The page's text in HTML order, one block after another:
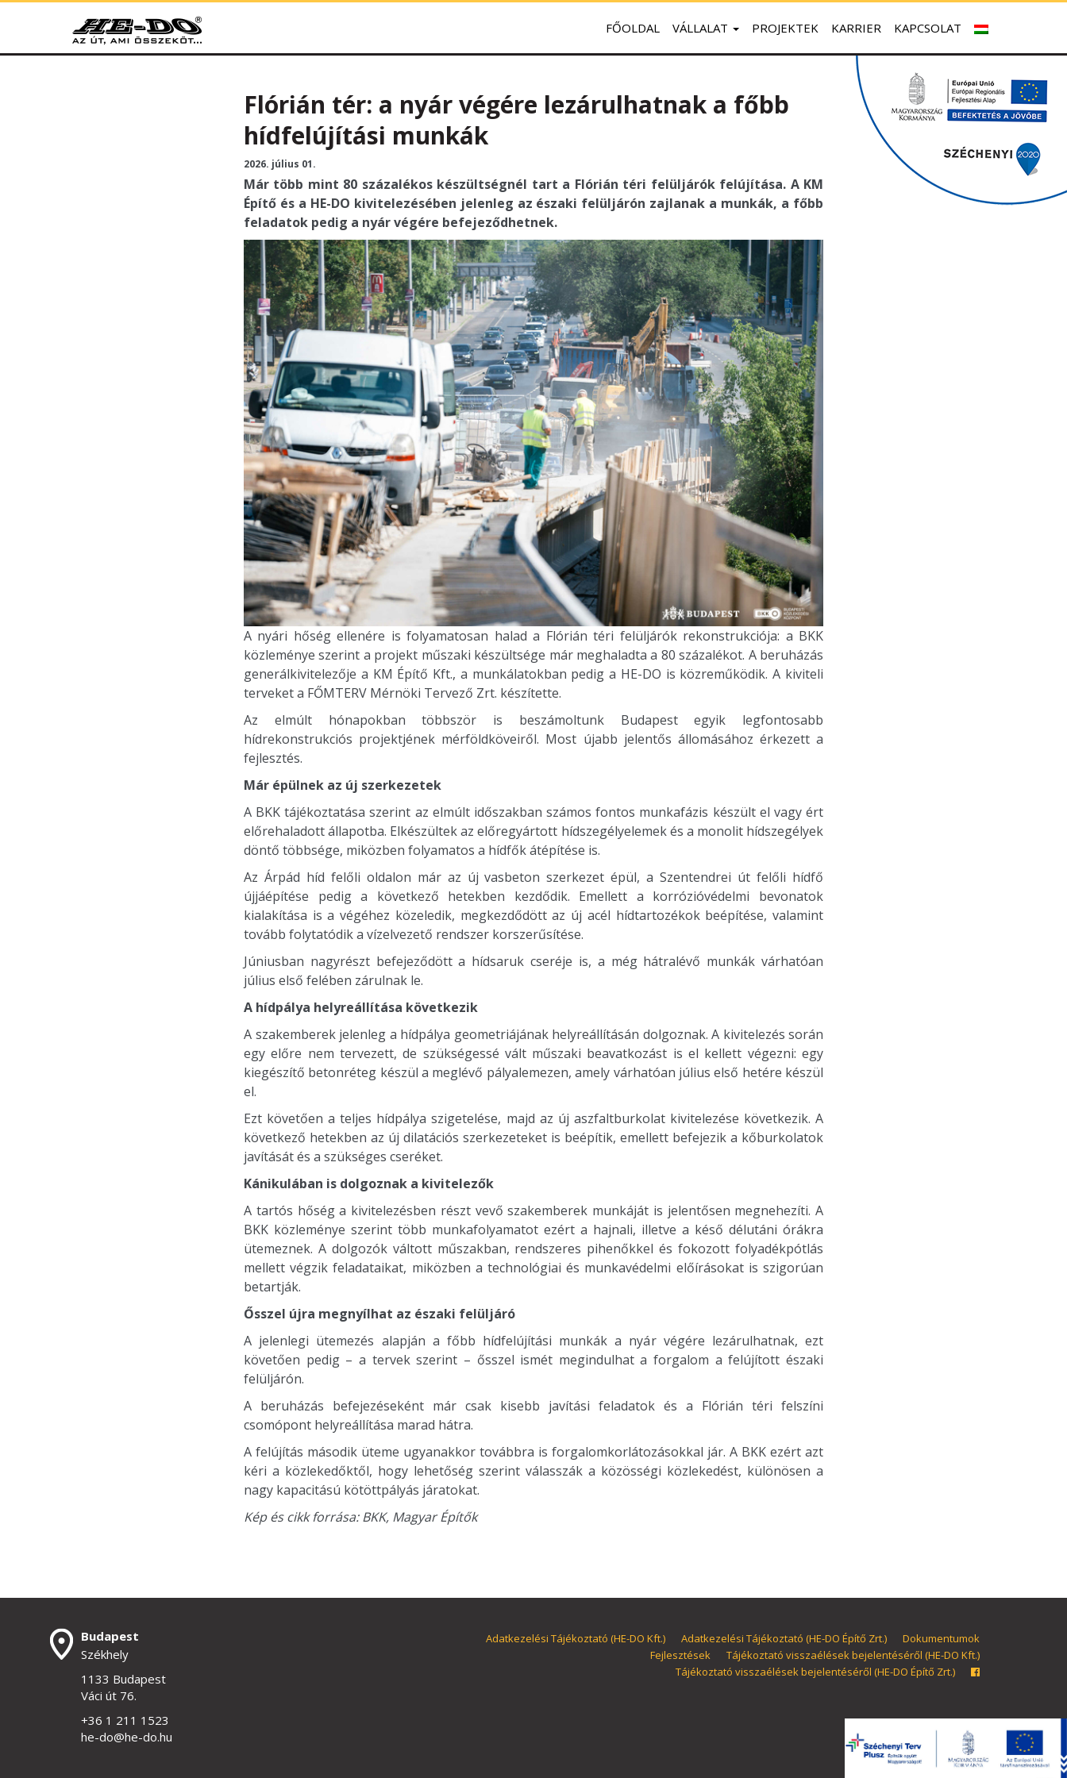
FŐOLDAL VÁLLALAT PROJEKTEK KARRIER KAPCSOLAT
Flórián tér: a nyár végére lezárulhatnak a főbb
hídfelújítási munkák
2026. július 01.
Már több mint 80 százalékos készültségnél tart a Flórián téri felüljárók felújítása. A KM
Építő és a HE-DO kivitelezésében jelenleg az északi felüljárón zajlanak a munkák, a főbb
feladatok pedig a nyár végére befejeződhetnek.
A nyári hőség ellenére is folyamatosan halad a Flórián téri felüljárók rekonstrukciója: a BKK
közleménye szerint a projekt műszaki készültsége már meghaladta a 80 százalékot. A beruházás
generálkivitelezője a KM Építő Kft., a munkálatokban pedig a HE-DO is közreműködik. A kiviteli
terveket a FŐMTERV Mérnöki Tervező Zrt. készítette.
Az elmúlt hónapokban többször is beszámoltunk Budapest egyik legfontosabb
hídrekonstrukciós projektjének mérföldköveiről. Most újabb jelentős állomásához érkezett a
fejlesztés.
Már épülnek az új szerkezetek
A BKK tájékoztatása szerint az elmúlt időszakban számos fontos munkafázis készült el vagy ért
előrehaladott állapotba. Elkészültek az előregyártott hídszegélyelemek és a monolit hídszegélyek
döntő többsége, miközben folyamatos a hídfők átépítése is.
Az Árpád híd felőli oldalon már az új vasbeton szerkezet épül, a Szentendrei út felőli hídfő
újjáépítése pedig a következő hetekben kezdődik. Emellett a korrózióvédelmi bevonatok
kialakítása is a végéhez közeledik, megkezdődött az új acél hídtartozékok beépítése, valamint
tovább folytatódik a vízelvezető rendszer korszerűsítése.
Júniusban nagyrészt befejeződött a hídsaruk cseréje is, a még hátralévő munkák várhatóan
július első felében zárulnak le.
A hídpálya helyreállítása következik
A szakemberek jelenleg a hídpálya geometriájának helyreállításán dolgoznak. A kivitelezés során
egy előre nem tervezett, de szükségessé vált műszaki beavatkozást is el kellett végezni: egy
kiegészítő betonréteg készül a meglévő pályalemezen, amely várhatóan július első hetére készül
el.
Ezt követően a teljes hídpálya szigetelése, majd az új aszfaltburkolat kivitelezése következik. A
következő hetekben az új dilatációs szerkezeteket is beépítik, emellett befejezik a kőburkolatok
javítását és a szükséges cseréket.
Kánikulában is dolgoznak a kivitelezők
A tartós hőség a kivitelezésben részt vevő szakemberek munkáját is jelentősen megnehezíti. A
BKK közleménye szerint több munkafolyamatot ezért a hajnali, illetve a késő délutáni órákra
ütemeznek. A dolgozók váltott műszakban, rendszeres pihenőkkel és fokozott folyadékpótlás
mellett végzik feladataikat, miközben a technológiai és munkavédelmi előírásokat is szigorúan
betartják.
Ősszel újra megnyílhat az északi felüljáró
A jelenlegi ütemezés alapján a főbb hídfelújítási munkák a nyár végére lezárulhatnak, ezt
követően pedig – a tervek szerint – ősszel ismét megindulhat a forgalom a felújított északi
felüljárón.
A beruházás befejezéseként már csak kisebb javítási feladatok és a Flórián téri felszíni
csomópont helyreállítása marad hátra.
A felújítás második üteme ugyanakkor továbbra is forgalomkorlátozásokkal jár. A BKK ezért azt
kéri a közlekedőktől, hogy lehetőség szerint válasszák a közösségi közlekedést, különösen a
nagy kapacitású kötöttpályás járatokat.
Kép és cikk forrása: BKK, Magyar Építők
Budapest
Székhely
1133 Budapest
Váci út 76.
+36 1 211 1523
he-do@he-do.hu
Adatkezelési Tájékoztató (HE-DO Kft.) Adatkezelési Tájékoztató (HE-DO Építő Zrt.)
Dokumentumok
Fejlesztések
Tájékoztató visszaélések bejelentéséről (HE-DO Kft.)
Tájékoztató visszaélések bejelentéséről (HE-DO Építő Zrt.)